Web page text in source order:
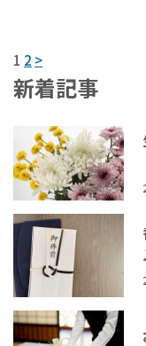
1 2 >
新着記事